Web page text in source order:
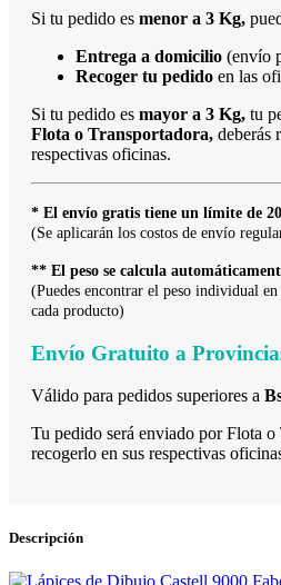
Si tu pedido es menor a 3 Kg,
Entrega a domicilio (envío
Recoger tu pedido en las
Si tu pedido es mayor a 3 Kg, tu
Flota o Transportadora, deberás
respectivas oficinas.
* El envío gratis tiene un límite de
(Se aplicarán los costos de envío
** El peso se calcula
(Puedes encontrar el peso individual
cada producto)
Envío Gratuito a
Válido para pedidos superiores a
Tu pedido será enviado por Flota o
recogerlo en sus respectivas
Descripción